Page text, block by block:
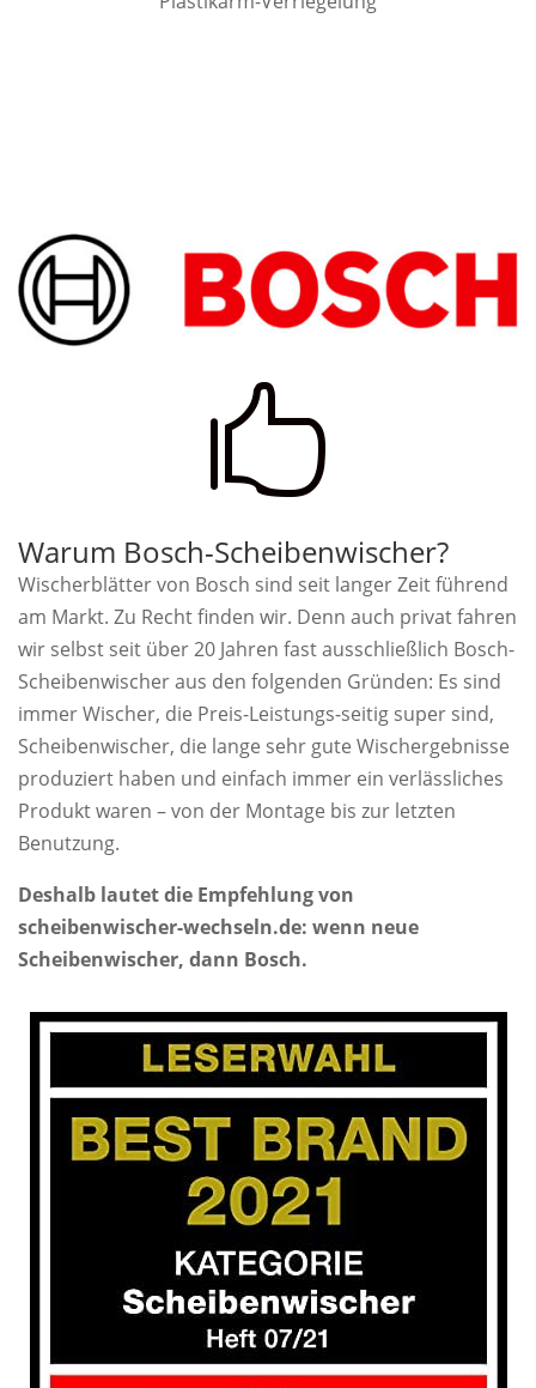

Warum Bosch-Scheibenwischer?
Wischerblätter von Bosch sind seit langer Zeit führend
am Markt. Zu Recht finden wir. Denn auch privat fahren
wir selbst seit über 20 Jahren fast ausschließlich Bosch-
Scheibenwischer aus den folgenden Gründen: Es sind
immer Wischer, die Preis-Leistungs-seitig super sind,
Scheibenwischer, die lange sehr gute Wischergebnisse
produziert haben und einfach immer ein verlässliches
Produkt waren – von der Montage bis zur letzten
Benutzung.
Deshalb lautet die Empfehlung von
scheibenwischer-wechseln.de: wenn neue
Scheibenwischer, dann Bosch.